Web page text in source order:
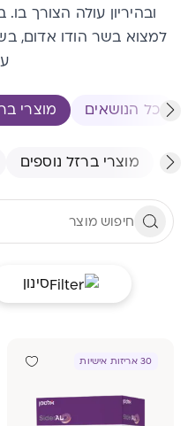
ובהיריון עולה הצורך
למצוא בשר הודו אדום,
כל הנושאים מוצרי
מוצרי ברזל נוספים
סינון
30 אריזות אישיות